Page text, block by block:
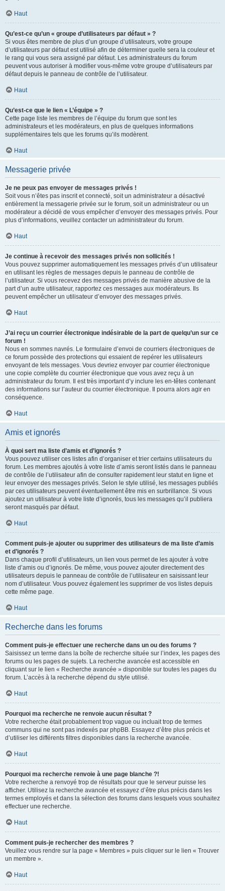
Haut
Qu’est-ce qu’un « groupe d’utilisateurs par défaut » ?
Si vous êtes membre de plus d’un groupe d’utilisateurs, votre groupe
d’utilisateurs par défaut est utilisé afin de déterminer quelle sera la couleur et
le rang qui vous sera assigné par défaut. Les administrateurs du forum
peuvent vous autoriser à modifier vous-même votre groupe d’utilisateurs par
défaut depuis le panneau de contrôle de l’utilisateur.
Haut
Qu’est-ce que le lien « L’équipe » ?
Cette page liste les membres de l’équipe du forum que sont les
administrateurs et les modérateurs, en plus de quelques informations
supplémentaires tels que les forums qu’ils modèrent.
Haut
Messagerie privée
Je ne peux pas envoyer de messages privés !
Soit vous n’êtes pas inscrit et connecté, soit un administrateur a désactivé
entièrement la messagerie privée sur le forum, soit un administrateur ou un
modérateur a décidé de vous empêcher d’envoyer des messages privés. Pour
plus d’informations, veuillez contacter un administrateur du forum.
Haut
Je continue à recevoir des messages privés non sollicités !
Vous pouvez supprimer automatiquement les messages privés d’un utilisateur
en utilisant les règles de messages depuis le panneau de contrôle de
l’utilisateur. Si vous recevez des messages privés de manière abusive de la
part d’un autre utilisateur, rapportez ces messages aux modérateurs. Ils
peuvent empêcher un utilisateur d’envoyer des messages privés.
Haut
J’ai reçu un courrier électronique indésirable de la part de quelqu’un sur ce
forum !
Nous en sommes navrés. Le formulaire d’envoi de courriers électroniques de
ce forum possède des protections qui essaient de repérer les utilisateurs
envoyant de tels messages. Vous devriez envoyer par courrier électronique
une copie complète du courrier électronique que vous avez reçu à un
administrateur du forum. Il est très important d’y inclure les en-têtes contenant
des informations sur l’auteur du courrier électronique. Il pourra alors agir en
conséquence.
Haut
Amis et ignorés
À quoi sert ma liste d’amis et d’ignorés ?
Vous pouvez utiliser ces listes afin d’organiser et trier certains utilisateurs du
forum. Les membres ajoutés à votre liste d’amis seront listés dans le panneau
de contrôle de l’utilisateur afin de consulter rapidement leur statut en ligne et
leur envoyer des messages privés. Selon le style utilisé, les messages publiés
par ces utilisateurs peuvent éventuellement être mis en surbrillance. Si vous
ajoutez un utilisateur à votre liste d’ignorés, tous les messages qu’il publiera
seront masqués par défaut.
Haut
Comment puis-je ajouter ou supprimer des utilisateurs de ma liste d’amis
et d’ignorés ?
Dans chaque profil d’utilisateurs, un lien vous permet de les ajouter à votre
liste d’amis ou d’ignorés. De même, vous pouvez ajouter directement des
utilisateurs depuis le panneau de contrôle de l’utilisateur en saisissant leur
nom d’utilisateur. Vous pouvez également les supprimer de vos listes depuis
cette même page.
Haut
Recherche dans les forums
Comment puis-je effectuer une recherche dans un ou des forums ?
Saisissez un terme dans la boîte de recherche située sur l’index, les pages des
forums ou les pages de sujets. La recherche avancée est accessible en
cliquant sur le lien « Recherche avancée » disponible sur toutes les pages du
forum. L’accès à la recherche dépend du style utilisé.
Haut
Pourquoi ma recherche ne renvoie aucun résultat ?
Votre recherche était probablement trop vague ou incluait trop de termes
communs qui ne sont pas indexés par phpBB. Essayez d’être plus précis et
d’utiliser les différents filtres disponibles dans la recherche avancée.
Haut
Pourquoi ma recherche renvoie à une page blanche ?!
Votre recherche a renvoyé trop de résultats pour que le serveur puisse les
afficher. Utilisez la recherche avancée et essayez d’être plus précis dans les
termes employés et dans la sélection des forums dans lesquels vous souhaitez
effectuer une recherche.
Haut
Comment puis-je rechercher des membres ?
Veuillez vous rendre sur la page « Membres » puis cliquer sur le lien « Trouver
un membre ».
Haut